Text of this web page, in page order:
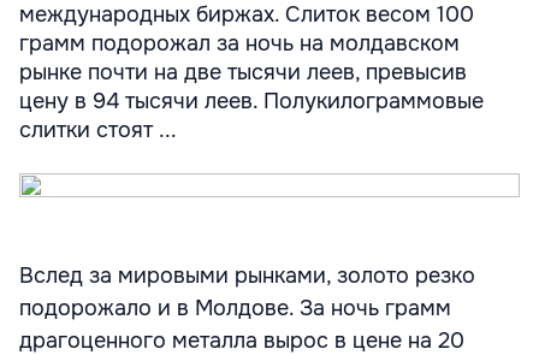
международных биржах. Слиток весом 100
грамм подорожал за ночь на молдавском
рынке почти на две тысячи леев, превысив
цену в 94 тысячи леев. Полукилограммовые
слитки стоят ...
Вслед за мировыми рынками, золото резко
подорожало и в Молдове. За ночь грамм
драгоценного металла вырос в цене на 20